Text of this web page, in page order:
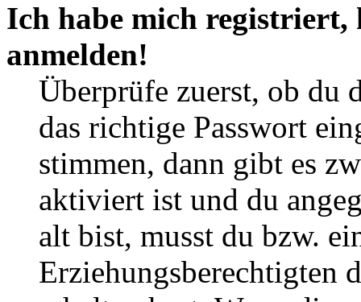
Ich habe mich
anmelden!
Überprüfe zuerst, ob du
das richtige Passwort
stimmen, dann gibt es
aktiviert ist und du
alt bist, musst du bzw.
Erziehungsberechtigten